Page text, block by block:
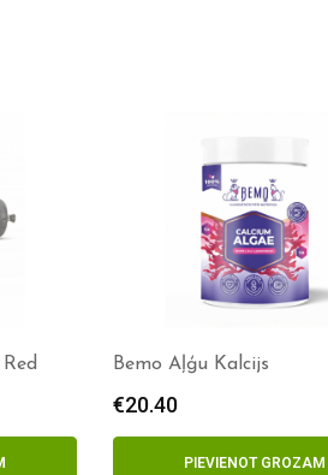
Bemo Aļģu Kalcijs
€20.40
PIEVIENOT GROZAM